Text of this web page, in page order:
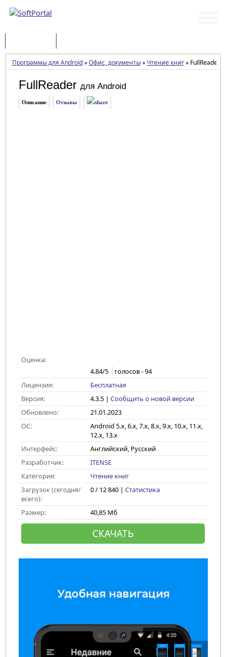
Программы для Android»Офис, документы» Чтение книг»FullReader
FullReader для Android
Описание Отзывы
Оценка:
4.84/5 голосов -94
Лицензия:
Бесплатная
Версия:
4.3.5| Сообщить о новой версии
Обновлено:
21.01.2023
ОС:
Android 5.x, 6.x, 7.x, 8.x, 9.x, 10.x, 11.x,
12.x, 13.x
Интерфейс:
Английский, Русский
Разработчик:
ITENSE
Категория:
Чтение книг
Загрузок (сегодня/
всего):
0 / 12 840 | Статистика
Размер: 40,85 Мб
СКАЧАТЬ